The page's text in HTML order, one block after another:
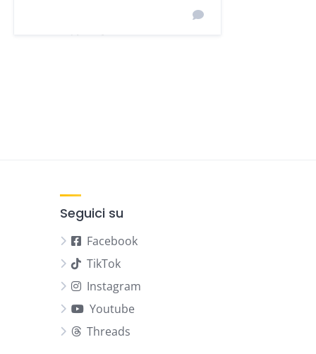
Seguici su
Facebook
TikTok
Instagram
Youtube
Threads